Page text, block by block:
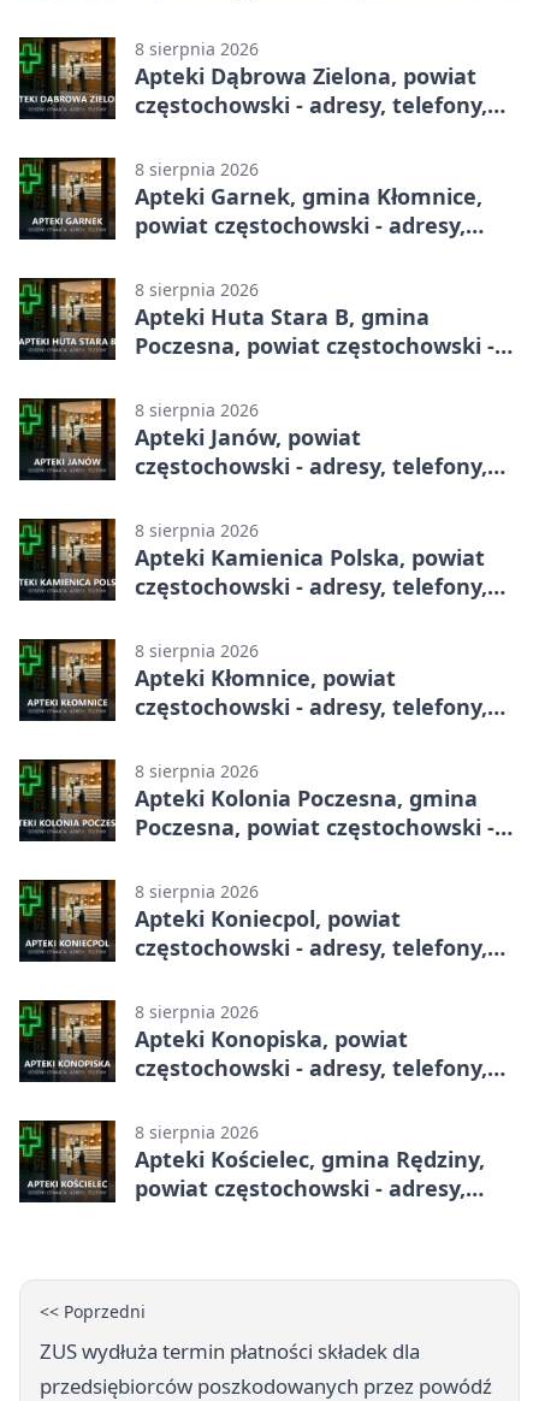
8 sierpnia 2026
Apteki Dąbrowa Zielona, powiat
częstochowski - adresy, telefony,
8 sierpnia 2026
Apteki Garnek, gmina Kłomnice,
powiat częstochowski - adresy,
8 sierpnia 2026
Apteki Huta Stara B, gmina
Poczesna, powiat częstochowski -
8 sierpnia 2026
Apteki Janów, powiat
częstochowski - adresy, telefony,
8 sierpnia 2026
Apteki Kamienica Polska, powiat
częstochowski - adresy, telefony,
8 sierpnia 2026
Apteki Kłomnice, powiat
częstochowski - adresy, telefony,
8 sierpnia 2026
Apteki Kolonia Poczesna, gmina
Poczesna, powiat częstochowski -
8 sierpnia 2026
Apteki Koniecpol, powiat
częstochowski - adresy, telefony,
8 sierpnia 2026
Apteki Konopiska, powiat
częstochowski - adresy, telefony,
8 sierpnia 2026
Apteki Kościelec, gmina Rędziny,
powiat częstochowski - adresy,
<< Poprzedni
ZUS wydłuża termin płatności składek dla
przedsiębiorców poszkodowanych przez powódź